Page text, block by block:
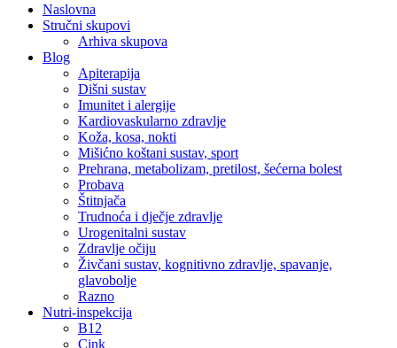
Naslovna
Stručni skupovi
Arhiva skupova
Blog
Apiterapija
Dišni sustav
Imunitet i alergije
Kardiovaskularno zdravlje
Koža, kosa, nokti
Mišićno koštani sustav, sport
Prehrana, metabolizam, pretilost, šećerna bolest
Probava
Štitnjača
Trudnoća i dječje zdravlje
Urogenitalni sustav
Zdravlje očiju
Živčani sustav, kognitivno zdravlje, spavanje,
glavobolje
Razno
Nutri-inspekcija
B12
Cink